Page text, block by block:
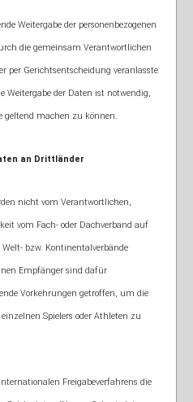
Weitergabe der personenbezogenen
die gemeinsam Verantwortlichen
per Gerichtsentscheidung veranlasste
Weitergabe der Daten ist notwendig,
geltend machen zu können.
an Drittländer
nicht vom Verantwortlichen,
vom Fach- oder Dachverband auf
bzw. Kontinentalverbände
Empfänger sind dafür
Vorkehrungen getroffen, um die
Spielers oder Athleten zu
Freigabeverfahrens die